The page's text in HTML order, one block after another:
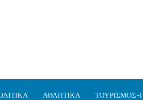
ΑΘΛΗΤΙΚΑ ΤΟΥΡΙΣΜΟΣ-